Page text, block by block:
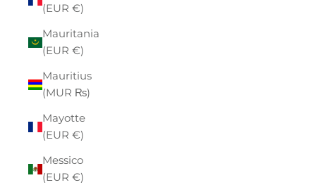
(EUR €)
Mauritania
(EUR €)
Mauritius
(MUR ₨)
Mayotte
(EUR €)
Messico
(EUR €)